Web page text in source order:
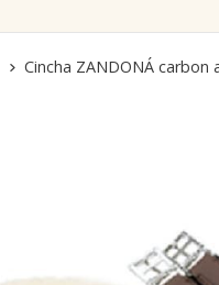
Cincha ZANDONÁ carbon